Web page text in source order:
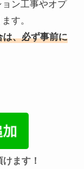
ン工事やオプ
す。
、必ず事前に
ます！